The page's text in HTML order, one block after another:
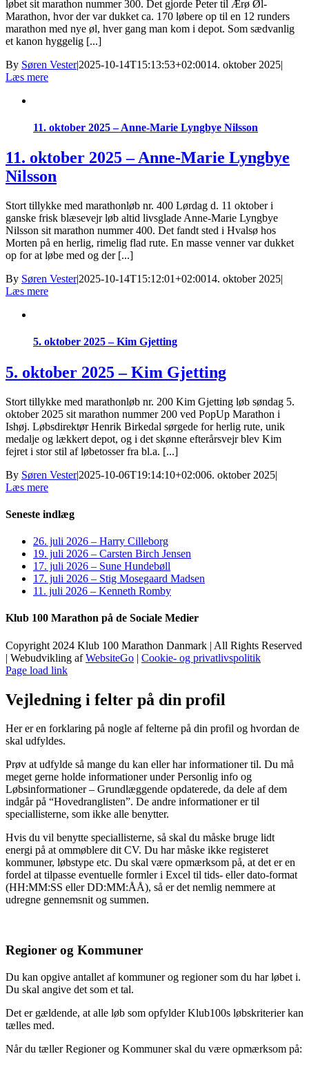
løbet sit marathon nummer 300. Det gjorde Peter til Ærø Øl-
Marathon, hvor der var dukket ca. 170 løbere op til en 12 runders
marathon med nye øl, hver gang man kom i depot. Som sædvanlig
et kanon hyggelig [...]
By Søren Vester|2025-10-14T15:13:53+02:0014. oktober 2025|
Læs mere
11. oktober 2025 – Anne-Marie Lyngbye Nilsson
11. oktober 2025 – Anne-Marie Lyngbye
Nilsson
Stort tillykke med marathonløb nr. 400 Lørdag d. 11 oktober i
ganske frisk blæsevejr løb altid livsglade Anne-Marie Lyngbye
Nilsson sit marathon nummer 400. Det fandt sted i Hvalsø hos
Morten på en herlig, rimelig flad rute. En masse venner var dukket
op for at løbe med og der [...]
By Søren Vester|2025-10-14T15:12:01+02:0014. oktober 2025|
Læs mere
5. oktober 2025 – Kim Gjetting
5. oktober 2025 – Kim Gjetting
Stort tillykke med marathonløb nr. 200 Kim Gjetting løb søndag 5.
oktober 2025 sit marathon nummer 200 ved PopUp Marathon i
Ishøj. Løbsdirektør Henrik Birkedal sørgede for herlig rute, unik
medalje og lækkert depot, og i det skønne efterårsvejr blev Kim
fejret i stor stil af løbetosser fra bl.a. [...]
By Søren Vester|2025-10-06T19:14:10+02:006. oktober 2025|
Læs mere
Seneste indlæg
26. juli 2026 – Harry Cilleborg
19. juli 2026 – Carsten Birch Jensen
17. juli 2026 – Sune Hundebøll
17. juli 2026 – Stig Mosegaard Madsen
11. juli 2026 – Kenneth Romby
Klub 100 Marathon på de Sociale Medier
Copyright 2024 Klub 100 Marathon Danmark | All Rights Reserved
| Webudvikling afWebsiteGo | Cookie- og privatlivspolitik
Page load link
Vejledning i felter på din profil
Her er en forklaring på nogle af felterne på din profil og hvordan de
skal udfyldes.
Prøv at udfylde så mange du kan eller har informationer til. Du må
meget gerne holde informationer under Personlig info og
Løbsinformationer – Grundlæggende opdaterede, da dele af dem
indgår på “Hovedranglisten”. De andre informationer er til
speciallisterne, som ikke alle benytter.
Hvis du vil benytte speciallisterne, så skal du måske bruge lidt
energi på at ommøblere dit CV. Du har måske ikke registeret
kommuner, løbstype etc. Du skal være opmærksom på, at det er en
fordel at tilpasse eventuelle formler i Excel til tids- eller dato-format
(HH:MM:SS eller DD:MM:ÅÅ), så er det nemlig nemmere at
udregne gennemsnit og summen.
Regioner og Kommuner
Du kan opgive antallet af kommuner og regioner som du har løbet i.
Du skal angive det som et tal.
Det er gældende, at alle løb som opfylder Klub100s løbskriterier kan
tælles med.
Når du tæller Regioner og Kommuner skal du være opmærksom på: